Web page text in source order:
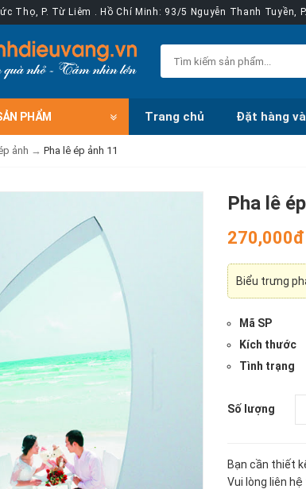
Thọ, P. Từ Liêm . Hồ Chí Minh: 93/5 Nguyễn Thanh Tuyền,
PHẨM Trang chủ Đặt hàng
ảnh → Pha lê ép ảnh 11
Pha lê
270,000đ
Biểu trưng
Mã SP
Kích thước
Tình trạng
Số lượng
Bạn cần thiết
Vui lòng liên